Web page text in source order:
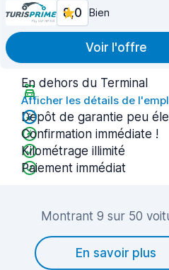
8,0 Bien
Voir l'offre
En dehors du Terminal
Afficher les détails de
Dépôt de garantie peu
Confirmation immédiate !
Kilométrage illimité
Paiement immédiat
Montrant 9 sur 50
En savoir plus